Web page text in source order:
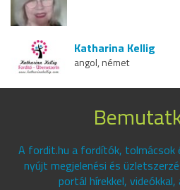
Katharina Kellig
angol, német
A fordit.hu a fordítók, tolmácsok
nyújt megjelenési és
portál hírekkel, videókkal,